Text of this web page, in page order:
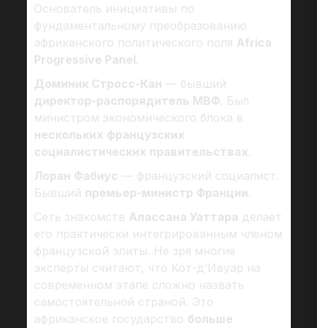
Основатель инициативы по
фундаментальному преобразованию
африканского политического поля Africa
Progressive Panel.
Доминик Стросс-Кан — бывший
директор-распорядитель МВФ. Был
министром экономического блока в
нескольких французских
социалистических правительствах.
Лоран Фабиус — французский социалист.
Бывший премьер-министр Франции.
Сеть знакомств Алассана Уаттара делает
его практически интегрированным членом
французской элиты. Не зря многие
эксперты считают, что Кот-д’Ивуар на
современном этапе сложно назвать
самостоятельной страной. Это
африканское государство больше